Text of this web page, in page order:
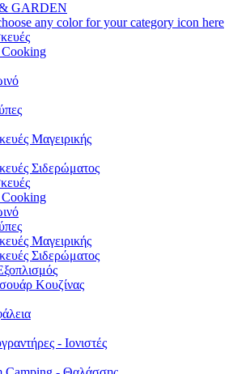
GARDEN
any color for your category icon here
Μαγειρικής
Σιδερώματος
Μαγειρικής
Σιδερώματος
Κουζίνας
- Ιονιστές